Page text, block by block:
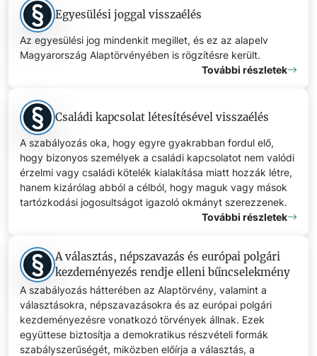
Egyesülési joggal visszaélés
Az egyesülési jog mindenkit megillet, és ez az alapelv
Magyarország Alaptörvényében is rögzítésre került.
További részletek
Családi kapcsolat létesítésével visszaélés
A szabályozás oka, hogy egyre gyakrabban fordul elő,
hogy bizonyos személyek a családi kapcsolatot nem valódi
érzelmi vagy családi kötelék kialakítása miatt hozzák létre,
hanem kizárólag abból a célból, hogy maguk vagy mások
tartózkodási jogosultságot igazoló okmányt szerezzenek.
További részletek
A választás, népszavazás és európai polgári
kezdeményezés rendje elleni bűncselekmény
A szabályozás hátterében az Alaptörvény, valamint a
választásokra, népszavazásokra és az európai polgári
kezdeményezésre vonatkozó törvények állnak. Ezek
együttese biztosítja a demokratikus részvételi formák
szabályszerűségét, miközben előírja a választás, a